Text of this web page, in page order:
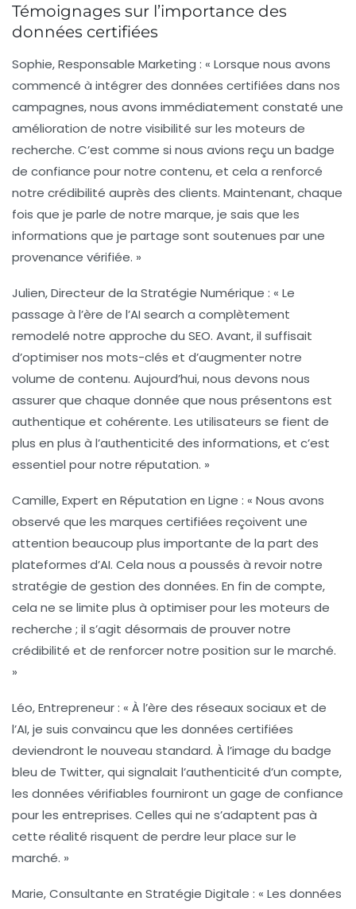
Témoignages sur l’importance des
données certifiées
Sophie, Responsable Marketing : « Lorsque nous avons
commencé à intégrer des données certifiées dans nos
campagnes, nous avons immédiatement constaté une
amélioration de notre visibilité sur les moteurs de
recherche. C’est comme si nous avions reçu un badge
de confiance pour notre contenu, et cela a renforcé
notre crédibilité auprès des clients. Maintenant, chaque
fois que je parle de notre marque, je sais que les
informations que je partage sont soutenues par une
provenance vérifiée. »
Julien, Directeur de la Stratégie Numérique : « Le
passage à l’ère de l’AI search a complètement
remodelé notre approche du SEO. Avant, il suffisait
d’optimiser nos mots-clés et d’augmenter notre
volume de contenu. Aujourd’hui, nous devons nous
assurer que chaque donnée que nous présentons est
authentique et cohérente. Les utilisateurs se fient de
plus en plus à l’authenticité des informations, et c’est
essentiel pour notre réputation. »
Camille, Expert en Réputation en Ligne : « Nous avons
observé que les marques certifiées reçoivent une
attention beaucoup plus importante de la part des
plateformes d’AI. Cela nous a poussés à revoir notre
stratégie de gestion des données. En fin de compte,
cela ne se limite plus à optimiser pour les moteurs de
recherche ; il s’agit désormais de prouver notre
crédibilité et de renforcer notre position sur le marché.
»
Léo, Entrepreneur : « À l’ère des réseaux sociaux et de
l’AI, je suis convaincu que les données certifiées
deviendront le nouveau standard. À l’image du badge
bleu de Twitter, qui signalait l’authenticité d’un compte,
les données vérifiables fourniront un gage de confiance
pour les entreprises. Celles qui ne s’adaptent pas à
cette réalité risquent de perdre leur place sur le
marché. »
Marie, Consultante en Stratégie Digitale : « Les données